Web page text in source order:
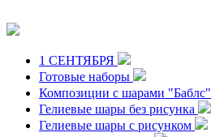
1 СЕНТЯБРЯ
Готовые наборы
Композиции с шарами "Баблс"
Гелиевые шары без рисунка
Гелиевые шары с рисунком